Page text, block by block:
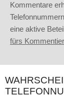
Kommentare
eine aktive
fürs